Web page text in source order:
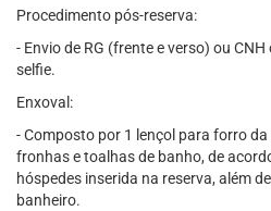
Procedimento pós-reserva:
- Envio de RG (frente e verso) ou
selfie.
Enxoval:
- Composto por 1 lençol para forro
fronhas e toalhas de banho, de
hóspedes inserida na reserva, além
banheiro.